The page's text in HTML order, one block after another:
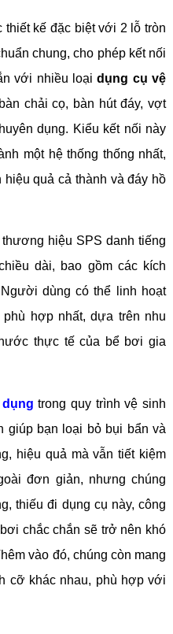
kế đặc biệt với 2 lỗ tròn
chung, cho phép kết nối
với nhiều loạidụng cụ vệ
chải cọ, bàn hút đáy, vợt
dụng. Kiểu kết nối này
một hệ thống thống nhất,
quả cả thành và đáy hồ
hiệu SPS danh tiếng
dài, bao gồm các kích
dùng có thể linh hoạt
hợp nhất, dựa trên nhu
thực tế của bể bơi gia
trong quy trình vệ sinh
giúp bạn loại bỏ bụi bẩn và
hiệu quả mà vẫn tiết kiệm
đơn giản, nhưng chúng
thiếu đi dụng cụ này, công
chắc chắn sẽ trở nên khó
vào đó, chúng còn mang
cỡ khác nhau, phù hợp với